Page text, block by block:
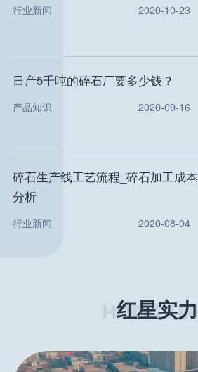
行业新闻 2020-10-23
日产5千吨的碎石厂要多少钱？
产品知识 2020-09-16
碎石生产线工艺流程_碎石加工成本
分析
行业新闻 2020-08-04
红星实力